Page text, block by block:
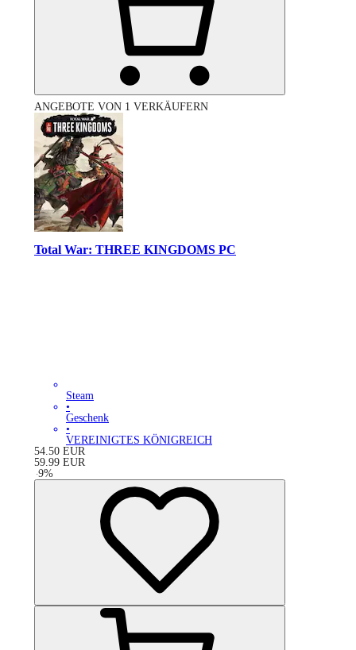
ANGEBOTE VON 1 VERKÄUFERN
Total War: THREE KINGDOMS PC
Steam
•
Geschenk
•
VEREINIGTES KÖNIGREICH
54.50 EUR
59.99 EUR
-9%